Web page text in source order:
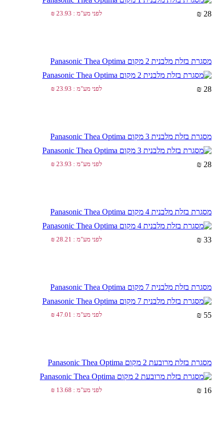
לפני מע"מ : 23.93 ₪ 28 ₪
מסגרת בזלת מלבנית 2 מקום Panasonic Thea Optima
לפני מע"מ : 23.93 ₪ 28 ₪
מסגרת בזלת מלבנית 3 מקום Panasonic Thea Optima
לפני מע"מ : 23.93 ₪ 28 ₪
מסגרת בזלת מלבנית 4 מקום Panasonic Thea Optima
לפני מע"מ : 28.21 ₪ 33 ₪
מסגרת בזלת מלבנית 7 מקום Panasonic Thea Optima
לפני מע"מ : 47.01 ₪ 55 ₪
מסגרת בזלת מרובעת 2 מקום Panasonic Thea Optima
לפני מע"מ : 13.68 ₪ 16 ₪